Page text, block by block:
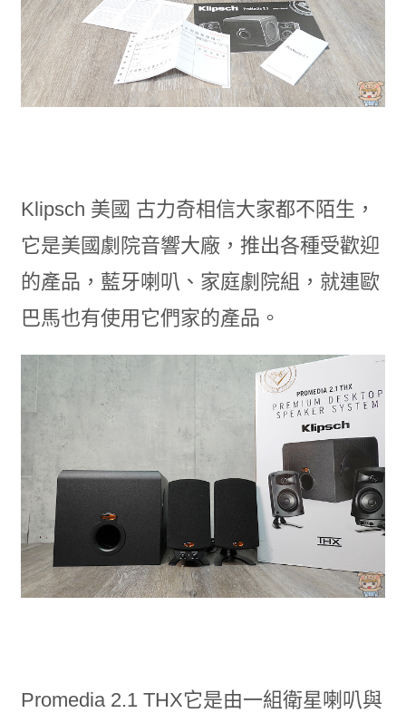
Klipsch 美國 古力奇相信大家都不陌生，
它是美國劇院音響大廠，推出各種受歡迎
的產品，藍牙喇叭、家庭劇院組，就連歐
巴馬也有使用它們家的產品。
Promedia 2.1 THX它是由一組衛星喇叭與